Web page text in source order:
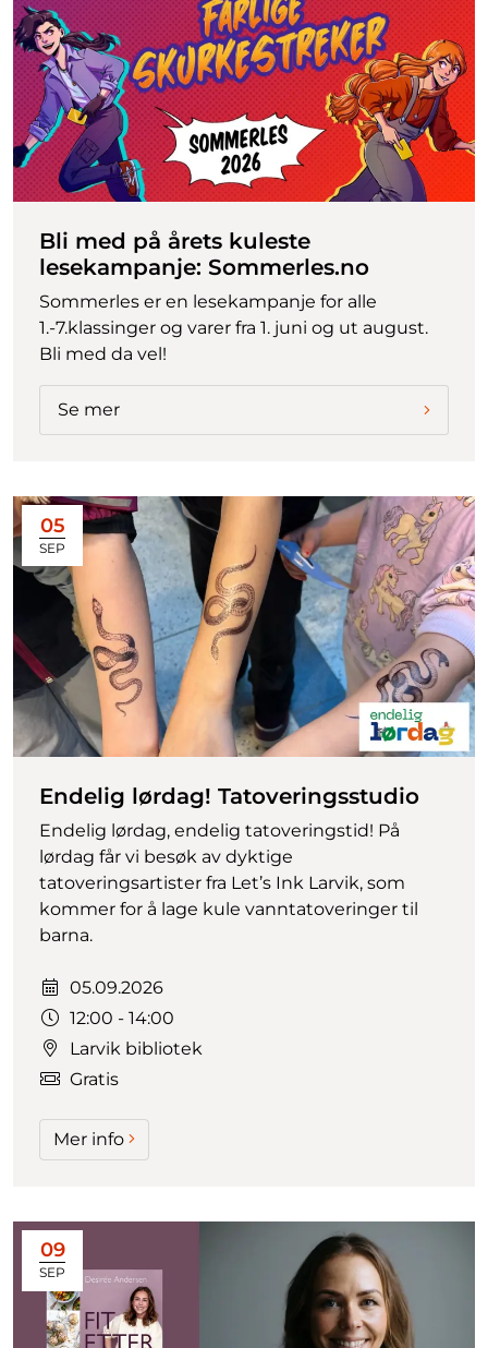
Bli med på årets kuleste
lesekampanje: Sommerles.no
Sommerles er en lesekampanje for alle
1.-7.klassinger og varer fra 1. juni og ut august.
Bli med da vel!
Se mer
Endelig lørdag! Tatoveringsstudio
Endelig lørdag, endelig tatoveringstid! På
lørdag får vi besøk av dyktige
tatoveringsartister fra Let’s Ink Larvik, som
kommer for å lage kule vanntatoveringer til
barna.
Dato:
05.09.2026
Tidspunkt:
12:00 - 14:00
Larvik bibliotek
Gratis
Mer info
05
SEP
09
SEP